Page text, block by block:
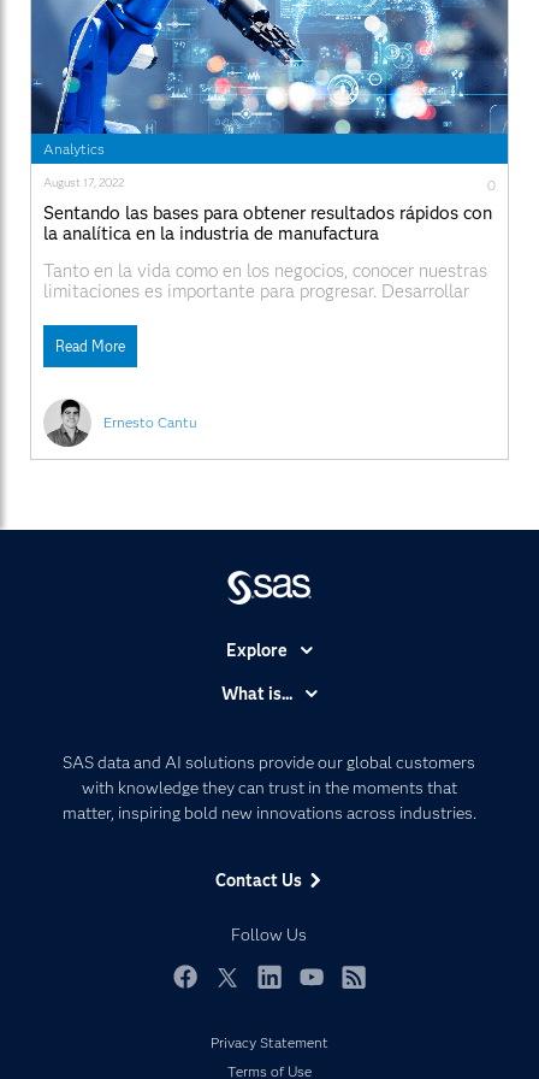
Analytics
Ernesto Cantu
August 17, 2022 0
Sentando las bases para obtener resultados rápidos con
la analítica en la industria de manufactura
Tanto en la vida como en los negocios, conocer nuestras
limitaciones es importante para progresar. Desarrollar
pueden generar mucho valor para una empresa, pero es
crucial entender lo que nos impide comenzar algo nuevo.
En un artículo anterior, invité a ese proceso
Read More
SAS data and AI solutions provide our global customers
with knowledge they can trust in the moments that
matter, inspiring bold new innovations across industries.
Contact Us
Follow Us
Explore
Communities
Company
Developers
Documentation
Events
My SAS
What is...
Artificial Intelligence
Data Management
Privacy Statement
Terms of Use